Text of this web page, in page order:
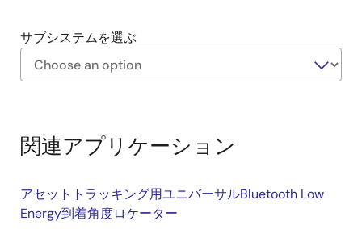
の拡張ユースケースに対応するオプションのセンサ
をサポートします。
サブシステムを選ぶ
Diagram
関連アプリケーション
アセットトラッキング用ユニバーサルBluetooth Low
Energy到着角度ロケーター